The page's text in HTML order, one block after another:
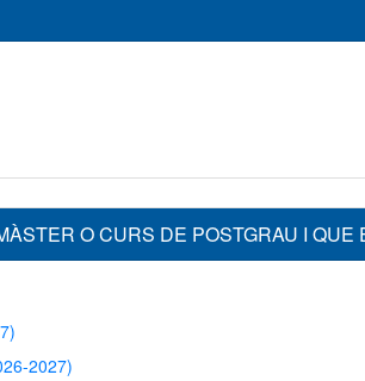
O CURS DE POSTGRAU I
2027)